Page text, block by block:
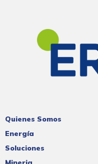
Quienes Somos
Energía
Soluciones